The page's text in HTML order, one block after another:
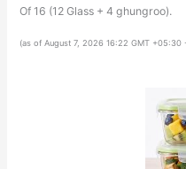
Of 16 (12 Glass + 4 ghungroo).
(as of August 7, 2026 16:22 GMT +05:30